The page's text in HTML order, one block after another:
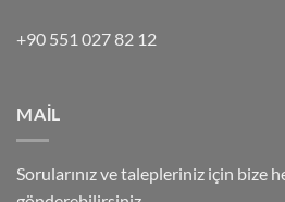
+90 551 027 82 12
MAİL
Sorularınız ve talepleriniz için bize